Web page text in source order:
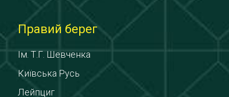
Правий берег
Ім. Т.Г. Шевченка
Київська Русь
Лейпциг